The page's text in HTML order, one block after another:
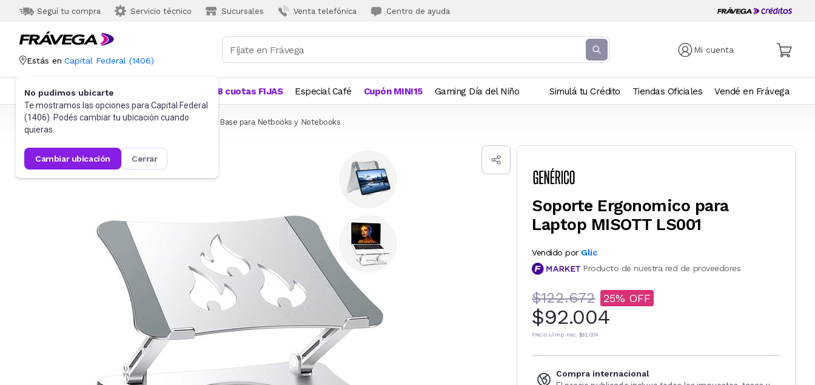
Seguí tu compra Servicio técnico Sucursales Venta telefónica Centro de ayuda
Mi cuenta
Estás en Capital Federal (1406)
No pudimos ubicarte
Te mostramos las opciones para Capital Federal
(1406). Podés cambiar tu ubicación cuando
quieras.
cambiar ubicación cerrar
Categorías Más Vendidos 18 cuotas FIJAS Especial Café Cupón MINI15 Gaming Día del Niño Simulá tu Crédito Tiendas Oficiales Vendé en Frávega
Frávega Informática Accesorios de Informática Base para Netbooks y Notebooks
Soporte Ergonomico para
Laptop MISOTT LS001
Vendido por Glic
Producto de nuestra red de proveedores
$122.672 25
$92.004
Precio s/imp. nac. $92.004
Compra internacional